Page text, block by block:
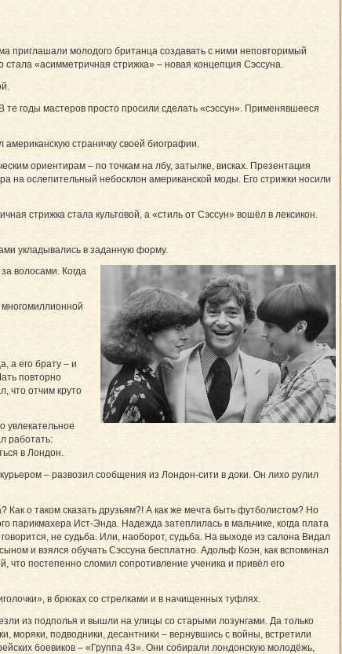
приглашали молодого британца создавать с ними неповторимый
«асимметричная стрижка» – новая концепция Сэссуна.
годы мастеров просто просили сделать «сэссун». Применявшееся
страничку своей биографии.
ориентирам – по точкам на лбу, затылке, висках. Презентация
на ослепительный небосклон американской моды. Его стрижки носили
стрижка стала культовой, а «стиль от Сэссун» вошёл в лексикон.
укладывались в заданную форму.
волосами. Когда
многомиллионной
а его брату – и
повторно
что отчим круто
увлекательное
работать:
в Лондон.
– разво­зил сообщения из Лондон-сити в доки. Он лихо рулил
о таком сказать друзьям?! А как же мечта быть футболистом? Но
парикмахера Ист-Энда. Надежда затеплилась в мальчике, когда плата
не судьба. Или, наоборот, судьба. На выходе из салона Видал
и взялся обучать Сэссуна бесплатно. Адольф Коэн, как вспоминал
что постепенно сломил сопротивление ученика и привёл его
в брюках со стрелками и в начищенных туфлях.
из подполья и вышли на улицы со старыми лозунгами. Да только
моряки, подводники, десантники – вернувшись с вой­ны, встретили
боевиков – «Группа 43». Они собирали лондонскую молодёжь,